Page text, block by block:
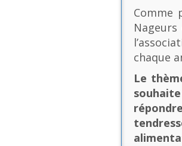
Comme
chaque
Le